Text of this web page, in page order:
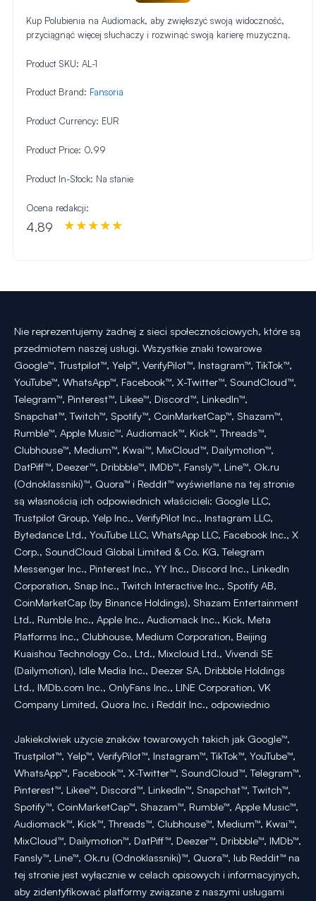
Kup Polubienia na Audiomack, aby zwiększyć swoją widoczność,
przyciągnąć więcej słuchaczy i rozwinąć swoją karierę muzyczną.
Product SKU: AL-1
Product Brand: Fansoria
Product Currency: EUR
Product Price: 0.99
Product In-Stock: Na stanie
Ocena redakcji:
4.89
Nie reprezentujemy żadnej z sieci społecznościowych, które są
przedmiotem naszej usługi. Wszystkie znaki towarowe
Google™, Trustpilot™, Yelp™, VerifyPilot™, Instagram™, TikTok™,
YouTube™, WhatsApp™, Facebook™, X-Twitter™, SoundCloud™,
Telegram™, Pinterest™, Likee™, Discord™, LinkedIn™,
Snapchat™, Twitch™, Spotify™, CoinMarketCap™, Shazam™,
Rumble™, Apple Music™, Audiomack™, Kick™, Threads™,
Clubhouse™, Medium™, Kwai™, MixCloud™, Dailymotion™,
DatPiff™, Deezer™, Dribbble™, IMDb™, Fansly™, Line™, Ok.ru
(Odnoklassniki)™, Quora™ i Reddit™ wyświetlane na tej stronie
są własnością ich odpowiednich właścicieli: Google LLC,
Trustpilot Group, Yelp Inc., VerifyPilot Inc., Instagram LLC,
Bytedance Ltd., YouTube LLC, WhatsApp LLC, Facebook Inc., X
Corp., SoundCloud Global Limited & Co. KG, Telegram
Messenger Inc., Pinterest Inc., YY Inc., Discord Inc., LinkedIn
Corporation, Snap Inc., Twitch Interactive Inc., Spotify AB,
CoinMarketCap (by Binance Holdings), Shazam Entertainment
Ltd., Rumble Inc., Apple Inc., Audiomack Inc., Kick, Meta
Platforms Inc., Clubhouse, Medium Corporation, Beijing
Kuaishou Technology Co., Ltd., Mixcloud Ltd., Vivendi SE
(Dailymotion), Idle Media Inc., Deezer SA, Dribbble Holdings
Ltd., IMDb.com Inc., OnlyFans Inc., LINE Corporation, VK
Company Limited, Quora Inc. i Reddit Inc., odpowiednio
Jakiekolwiek użycie znaków towarowych takich jak Google™,
Trustpilot™, Yelp™, VerifyPilot™, Instagram™, TikTok™, YouTube™,
WhatsApp™, Facebook™, X-Twitter™, SoundCloud™, Telegram™,
Pinterest™, Likee™, Discord™, LinkedIn™, Snapchat™, Twitch™,
Spotify™, CoinMarketCap™, Shazam™, Rumble™, Apple Music™,
Audiomack™, Kick™, Threads™, Clubhouse™, Medium™, Kwai™,
MixCloud™, Dailymotion™, DatPiff™, Deezer™, Dribbble™, IMDb™,
Fansly™, Line™, Ok.ru (Odnoklassniki)™, Quora™, lub Reddit™ na
tej stronie jest wyłącznie w celach opisowych i informacyjnych,
aby zidentyfikować platformy związane z naszymi usługami